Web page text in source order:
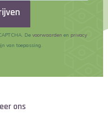
De voorwaarden en privacy
van toepassing.
ons